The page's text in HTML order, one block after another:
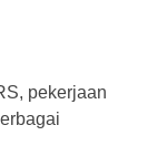
pekerjaan